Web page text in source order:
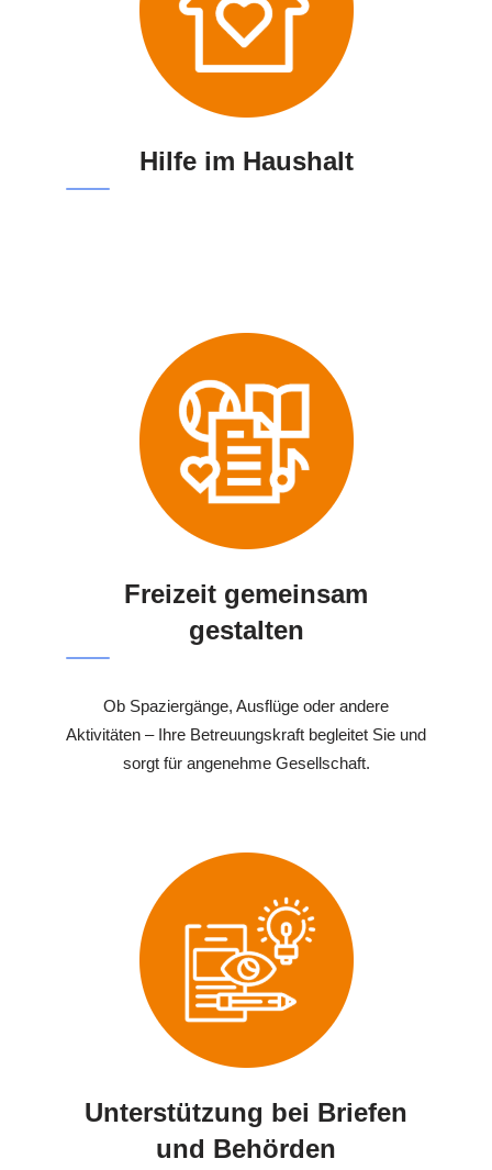
Hilfe im Haushalt
Freizeit gemeinsam
gestalten
Ob Spaziergänge, Ausflüge oder andere
Aktivitäten – Ihre Betreuungskraft begleitet Sie und
sorgt für angenehme Gesellschaft.
Unterstützung bei Briefen
und Behörden